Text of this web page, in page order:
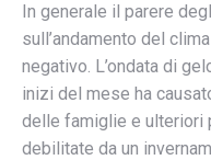
In generale il parere
sull’andamento del
negativo. L’ondata di
inizi del mese ha
delle famiglie e ulteriori
debilitate da un